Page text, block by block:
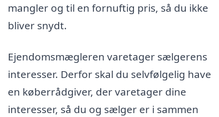
mangler og til en fornuftig pris, så du ikke
bliver snydt.
Ejendomsmægleren varetager sælgerens
interesser. Derfor skal du selvfølgelig have
en køberrådgiver, der varetager dine
interesser, så du og sælger er i sammen